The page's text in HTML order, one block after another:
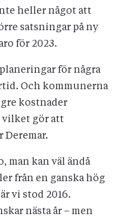
heller något att
satsningar på ny
för 2023.
för några
Och kommunerna
kostnader
vilket gör att
Deremar.
man kan väl ändå
från en ganska hög
vi stod 2016.
nästa år – men